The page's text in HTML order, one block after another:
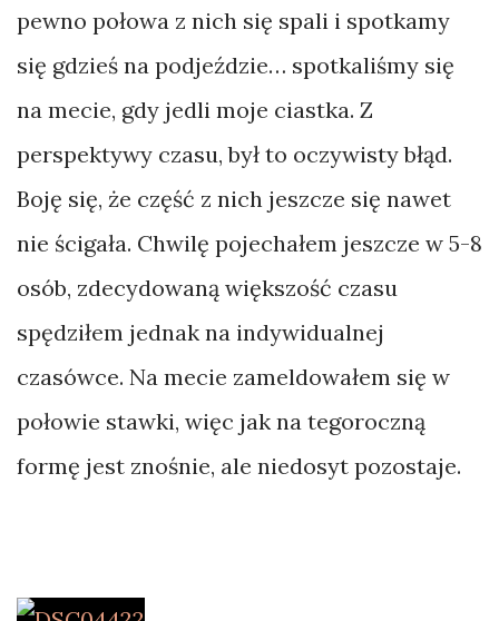
pewno połowa z nich się spali i spotkamy
się gdzieś na podjeździe… spotkaliśmy się
na mecie, gdy jedli moje ciastka. Z
perspektywy czasu, był to oczywisty błąd.
Boję się, że część z nich jeszcze się nawet
nie ścigała. Chwilę pojechałem jeszcze w 5-8
osób, zdecydowaną większość czasu
spędziłem jednak na indywidualnej
czasówce. Na mecie zameldowałem się w
połowie stawki, więc jak na tegoroczną
formę jest znośnie, ale niedosyt pozostaje.